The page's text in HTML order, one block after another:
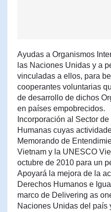
Ayudas a Organismos
las Naciones Unidas y a
vinculadas a ellos, para
cooperantes voluntarias
de desarrollo de dichos
en países empobrecidos.
Incorporación al Sector
Humanas cuyas
Memorando de
Vietnam y la UNESCO
octubre de 2010 para un
Apoyará la mejora de la
Derechos Humanos e
marco de Delivering as
Naciones Unidas del país